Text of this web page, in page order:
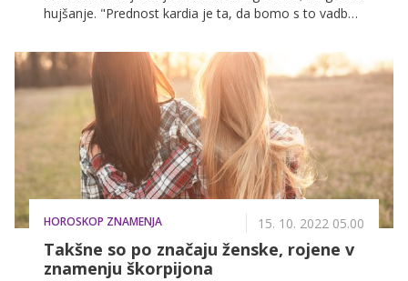
hujšanje. "Prednost kardia je ta, da bomo s to vadbo
Vendar dolgoročno to ne bo boljša izbira, in kadar se
pogovarjamo o hujšanju in zdravem načinu življenja,
moramo vedno gledati dolgoročno," pravi in dodaja,
da je ena glavnih prednosti treninga s težo grajenje
mišične mase.
HOROSKOP ZNAMENJA 15. 10. 2022 05.00
Takšne so po značaju ženske, rojene v
znamenju škorpijona